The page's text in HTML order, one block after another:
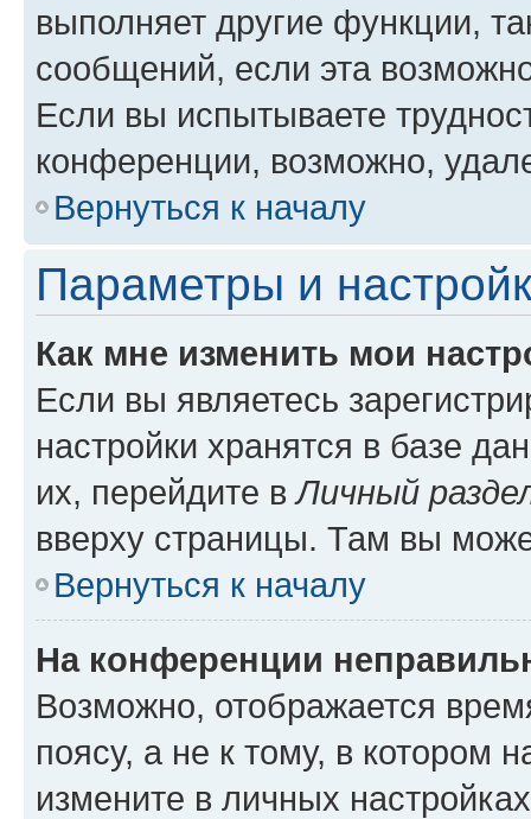
выполняет другие функции,
сообщений, если эта
Если вы испытываете
конференции, возможно,
Вернуться к началу
Параметры и
Как мне изменить мои
Если вы являетесь
настройки хранятся в базе
их, перейдите вЛичный
вверху страницы. Там вы
Вернуться к началу
На конференции
Возможно, отображается
поясу, а не к тому, в котором
измените в личных